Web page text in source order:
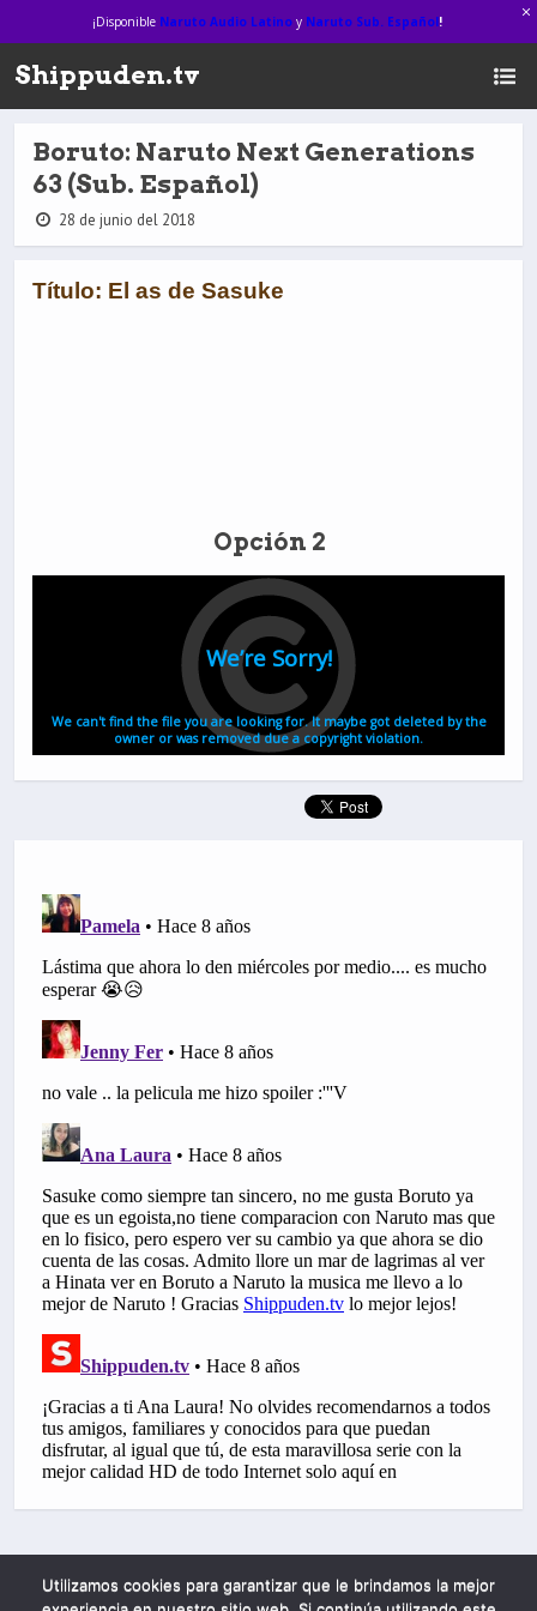
¡Disponible Naruto Audio Latinoy Naruto Sub. Español!
Shippuden.tv
Boruto: Naruto Next Generations
63 (Sub. Español)
28 de junio del 2018
Título: El as de Sasuke
Opción 2
Utilizamos cookies para garantizar que le brindamos la mejor